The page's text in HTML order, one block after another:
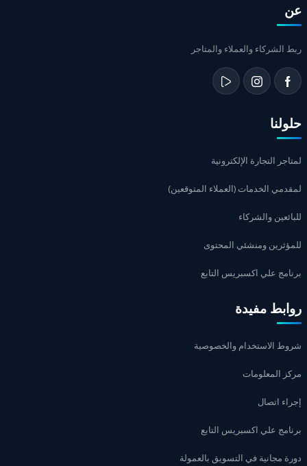
عن
ربط الشركاء والعملاء والمتاجر
حلولنا
لمتاجر التجارة الإلكترونية
لمقدمي الخدمات (العملاء المتوقعين)
للبائعين والشركاء
للمؤثرين ومنشئي المحتوى
برنامج علي اكسبريس التابع
روابط مفيدة
شروط الاستخدام والخصوصية
مركز المعلومات
إجراء اتصال
برنامج علي اكسبريس التابع
دورة مجانية في التسويق بالعمولة